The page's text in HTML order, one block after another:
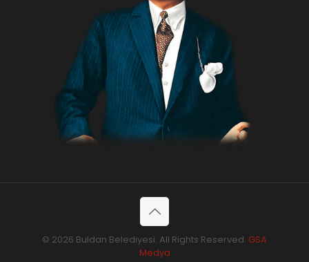
© 2026 Buldan Belediyesi. All Rights Reserved. GSA
Medya